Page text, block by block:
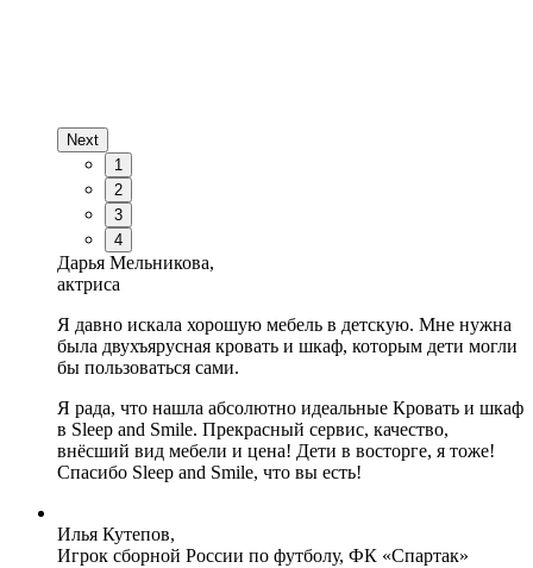
Next
1
2
3
4
Дарья Мельникова,
актриса
Я давно искала хорошую мебель в детскую. Мне нужна
была двухъярусная кровать и шкаф, которым дети могли
бы пользоваться сами.
Я рада, что нашла абсолютно идеальные Кровать и шкаф
в Sleep and Smile. Прекрасный сервис, качество,
внёсший вид мебели и цена! Дети в восторге, я тоже!
Спасибо Sleep and Smile, что вы есть!
Илья Кутепов,
Игрок сборной России по футболу, ФК «Спартак»